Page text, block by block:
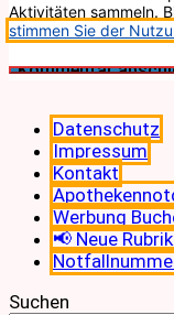
Aktivitäten sammeln.
stimmen Sie der
Datenschutz
Impressum
Kontakt
Werbung
📢 Neue
Suchen